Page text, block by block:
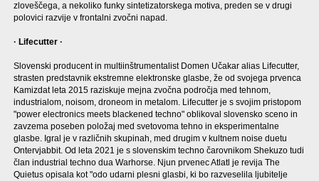
zloveščega, a nekoliko funky sintetizatorskega motiva, preden se v drugi
polovici razvije v frontalni zvočni napad.
· Lifecutter ·
Slovenski producent in multiinštrumentalist Domen Učakar alias Lifecutter,
strasten predstavnik ekstremne elektronske glasbe, že od svojega prvenca
Kamizdat leta 2015 raziskuje mejna zvočna področja med tehnom,
industrialom, noisom, droneom in metalom. Lifecutter je s svojim pristopom
"power electronics meets blackened techno" oblikoval slovensko sceno in
zavzema poseben položaj med svetovoma tehno in eksperimentalne
glasbe. Igral je v različnih skupinah, med drugim v kultnem noise duetu
Ontervjabbit. Od leta 2021 je s slovenskim techno čarovnikom Shekuzo tudi
član industrial techno dua Warhorse. Njun prvenec Atlatl je revija The
Quietus opisala kot "odo udarni plesni glasbi, ki bo razveselila ljubitelje